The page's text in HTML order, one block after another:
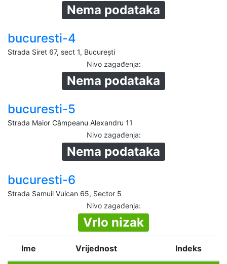
Nema podataka
bucuresti-4
Strada Siret 67, sect 1, București
Nivo zagađenja:
Nema podataka
bucuresti-5
Strada Maior Câmpeanu Alexandru 11
Nivo zagađenja:
Nema podataka
bucuresti-6
Strada Samuil Vulcan 65, Sector 5
Nivo zagađenja:
Vrlo nizak
Ime Vrijednost Indeks